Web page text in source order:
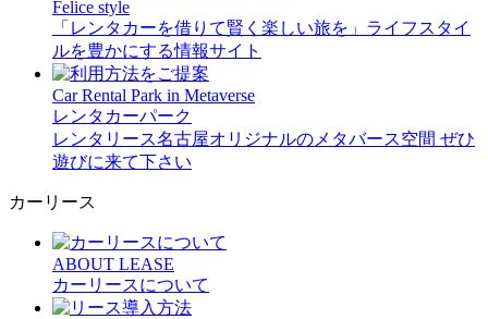
Felice style
「レンタカーを借りて賢く楽しい旅を」ライフスタイ
ルを豊かにする情報サイト
Car Rental Park in Metaverse
レンタカーパーク
レンタリース名古屋オリジナルのメタバース空間 ぜひ
遊びに来て下さい
カーリース
ABOUT LEASE
カーリースについて